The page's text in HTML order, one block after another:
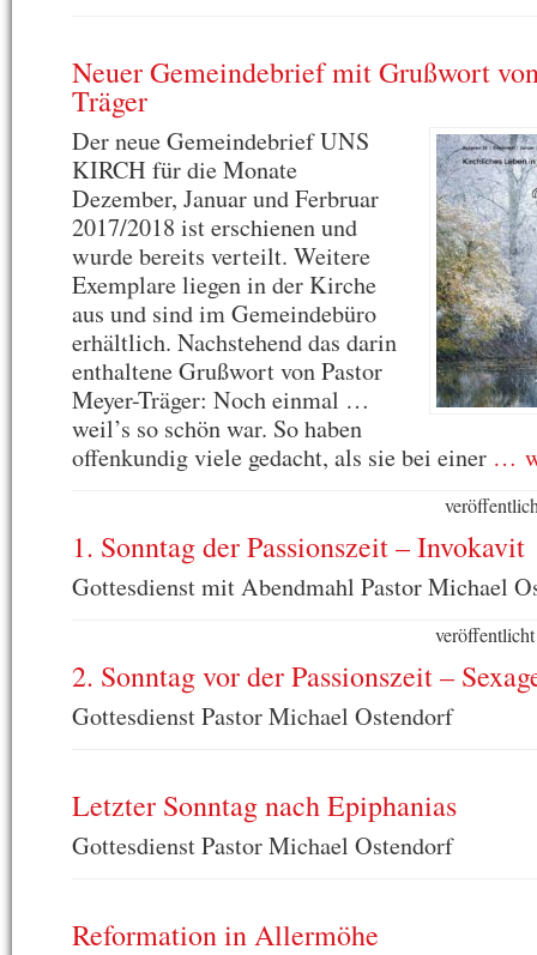
Neuer Gemeindebrief mit Grußwort
Träger
Der neue Gemeindebrief UNS
KIRCH für die Monate
Dezember, Januar und Ferbruar
2017/2018 ist erschienen und
wurde bereits verteilt. Weitere
Exemplare liegen in der Kirche
aus und sind im Gemeindebüro
erhältlich. Nachstehend das darin
enthaltene Grußwort von Pastor
Meyer-Träger: Noch einmal …
weil’s so schön war. So haben
offenkundig viele gedacht, als sie bei einer …
1. Sonntag der Passionszeit – Invokavit
Gottesdienst mit Abendmahl Pastor Michael
2. Sonntag vor der Passionszeit –
Gottesdienst Pastor Michael Ostendorf
Letzter Sonntag nach Epiphanias
Gottesdienst Pastor Michael Ostendorf
Reformation in Allermöhe